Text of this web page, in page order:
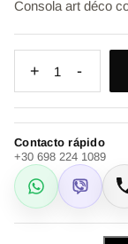
Consola art déco
+ 1 -
Contacto rápido
+30 698 224 1089
WhatsApp
Viber